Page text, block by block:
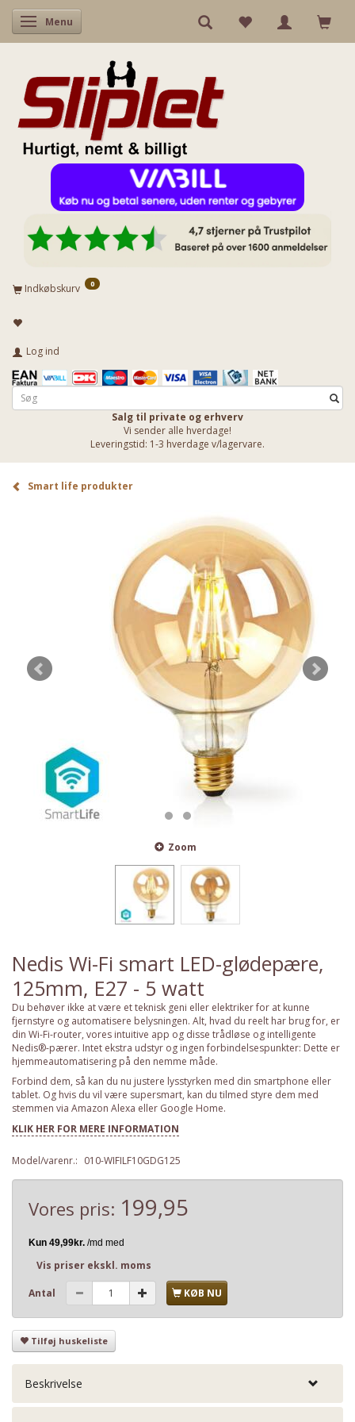
Skifte navigation
Menu
Indkøbskurv 0
Log ind
Salg til private og erhverv
Vi sender alle hverdage!
Leveringstid: 1-3 hverdage v/lagervare.
Smart life produkter
Zoom
Nedis Wi-Fi smart LED-glødepære,
125mm, E27 - 5 watt
Du behøver ikke at være et teknisk geni eller elektriker for at kunne
fjernstyre og automatisere belysningen. Alt, hvad du reelt har brug for, er
din Wi-Fi-router, vores intuitive app og disse trådløse og intelligente
Nedis®-pærer. Intet ekstra udstyr og ingen forbindelsespunkter: Dette er
hjemmeautomatisering på den nemme måde.
Forbind dem, så kan du nu justere lysstyrken med din smartphone eller
tablet. Og hvis du vil være supersmart, kan du tilmed styre dem med
stemmen via Amazon Alexa eller Google Home.
KLIK HER FOR MERE INFORMATION
Model/varenr.: 010-WIFILF10GDG125
Vores pris: 199,95
Vis priser ekskl. moms
Antal KØB NU
Tilføj huskeliste
Beskrivelse